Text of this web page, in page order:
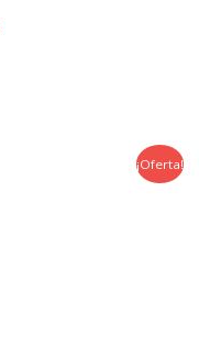
¡Oferta!